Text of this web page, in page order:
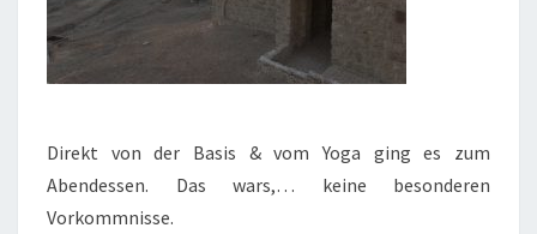
Direkt von der Basis & vom Yoga ging es zum
Abendessen. Das wars,… keine besonderen
Vorkommnisse.